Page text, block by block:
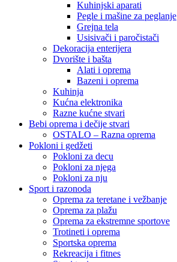
Kuhinjski aparati
Pegle i mašine za peglanje
Grejna tela
Usisivači i paročistači
Dekoracija enterijera
Dvorište i bašta
Alati i oprema
Bazeni i oprema
Kuhinja
Kućna elektronika
Razne kućne stvari
Bebi oprema i dečije stvari
OSTALO – Razna oprema
Pokloni i gedžeti
Pokloni za decu
Pokloni za njega
Pokloni za nju
Sport i razonoda
Oprema za teretane i vežbanje
Oprema za plažu
Oprema za ekstremne sportove
Trotineti i oprema
Sportska oprema
Rekreacija i fitnes